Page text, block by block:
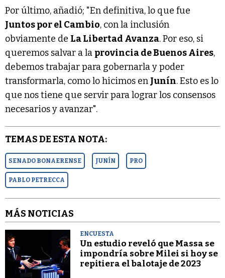
Por último, añadió; "En definitiva, lo que fue
Juntos por el Cambio, con la inclusión
obviamente de La Libertad Avanza. Por eso, si
queremos salvar a la provincia de Buenos Aires,
debemos trabajar para gobernarla y poder
transformarla, como lo hicimos en Junín. Esto es lo
que nos tiene que servir para lograr los consensos
necesarios y avanzar".
TEMAS DE ESTA NOTA:
SENADO BONAERENSE JUNÍN PRO
PABLO PETRECCA
MÁS NOTICIAS
ENCUESTA
Un estudio reveló que Massa se
impondría sobre Milei si hoy se
repitiera el balotaje de 2023